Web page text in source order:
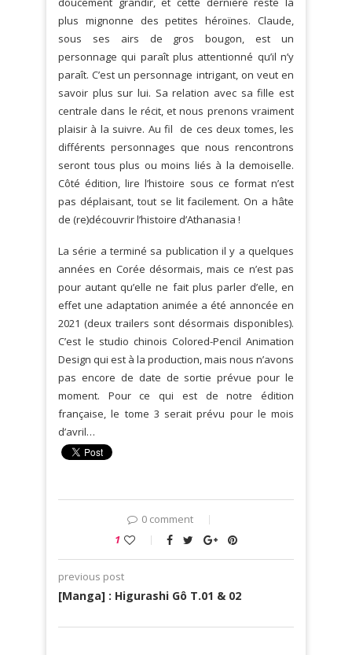
plus mignonne des petites héroïnes. Claude,
sous ses airs de gros bougon, est un
personnage qui paraît plus attentionné qu’il n’y
paraît. C’est un personnage intrigant, on veut en
savoir plus sur lui. Sa relation avec sa fille est
centrale dans le récit, et nous prenons vraiment
plaisir à la suivre. Au fil de ces deux tomes, les
différents personnages que nous rencontrons
seront tous plus ou moins liés à la demoiselle.
Côté édition, lire l’histoire sous ce format n’est
pas déplaisant, tout se lit facilement. On a hâte
de (re)découvrir l’histoire d’Athanasia !
La série a terminé sa publication il y a quelques
années en Corée désormais, mais ce n’est pas
pour autant qu’elle ne fait plus parler d’elle, en
effet une adaptation animée a été annoncée en
2021 (deux trailers sont désormais disponibles).
C’est le studio chinois Colored-Pencil Animation
Design qui est à la production, mais nous n’avons
pas encore de date de sortie prévue pour le
moment. Pour ce qui est de notre édition
française, le tome 3 serait prévu pour le mois
d’avril…
0 comment
1
previous post
[Manga] : Higurashi Gô T.01 & 02